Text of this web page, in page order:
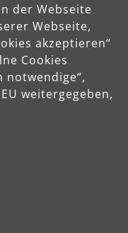
der Webseite
Webseite,
akzeptieren“
Cookies
notwendige“,
weitergegeben,